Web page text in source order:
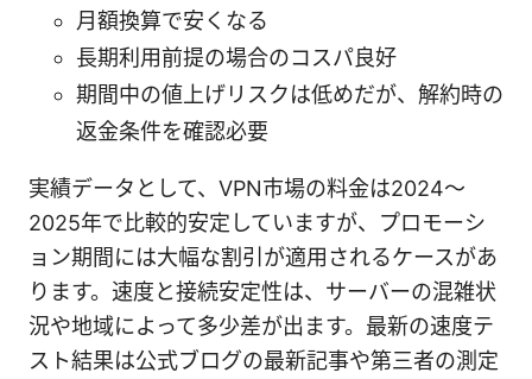
月額換算で安くなる
長期利用前提の場合のコスパ良好
期間中の値上げリスクは低めだが、解約時の
返金条件を確認必要
実績データとして、VPN市場の料金は2024〜
2025年で比較的安定していますが、プロモーシ
ョン期間には大幅な割引が適用されるケースがあ
ります。速度と接続安定性は、サーバーの混雑状
況や地域によって多少差が出ます。最新の速度テ
スト結果は公式ブログの最新記事や第三者の測定